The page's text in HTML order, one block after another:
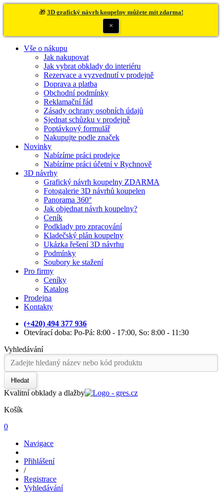
🎁 3D grafický návrh koupelny můžete mít zdarma!
×
Vše o nákupu
Jak nakupovat
Jak vybrat obklady do interiéru
Rezervace a vyzvednutí v prodejně
Doprava a platba
Obchodní podmínky
Reklamační řád
Zásady ochrany osobních údajů
Sjednat schůzku v prodejně
Poptávkový formulář
Nakupujte podle značek
Novinky
Nabízíme práci prodejce
Nabízíme práci účetní v Rychnově
3D návrhy
Grafický návrh koupelny ZDARMA
Fotogalerie 3D návrhů koupelen
Panorama 360°
Jak objednat návrh koupelny?
Ceník
Podklady pro zpracování
Kladečský plán koupelny
Ukázka řešení 3D návrhu
Podmínky
Soubory ke stažení
Pro firmy
Ceníky
Katalog
Prodejna
Kontakty
(+420) 494 377 936
Otevírací doba: Po-Pá: 8:00 - 17:00, So: 8:00 - 11:30
Vyhledávání
Hledat
Kvalitní obklady a dlažby
Košík
0
Navigace
Přihlášení
/
Registrace
Vyhledávání